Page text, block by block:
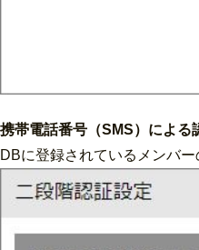
携帯電話番号（SMS）による
DBに登録されているメンバ